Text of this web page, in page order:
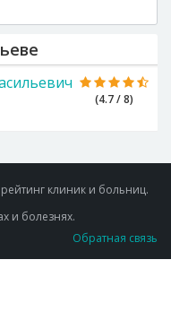
(4.7 / 8)
клиник и больниц.
и болезнях.
Обратная связь